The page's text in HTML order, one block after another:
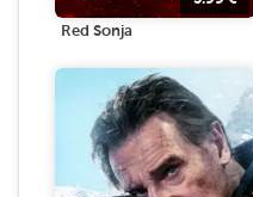
Red Sonja